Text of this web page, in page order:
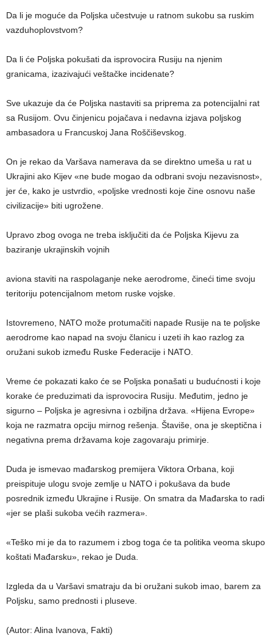
Da li je moguće da Poljska učestvuje u ratnom sukobu sa ruskim
vazduhoplovstvom?
Da li će Poljska pokušati da isprovocira Rusiju na njenim
granicama, izazivajući veštačke incidenate?
Sve ukazuje da će Poljska nastaviti sa priprema za potencijalni rat
sa Rusijom. Ovu činjenicu pojačava i nedavna izjava poljskog
ambasadora u Francuskoj Jana Roščiševskog.
On je rekao da Varšava namerava da se direktno umeša u rat u
Ukrajini ako Kijev «ne bude mogao da odbrani svoju nezavisnost»,
jer će, kako je ustvrdio, «poljske vrednosti koje čine osnovu naše
civilizacije» biti ugrožene.
Upravo zbog ovoga ne treba isključiti da će Poljska Kijevu za
baziranje ukrajinskih vojnih
aviona staviti na raspolaganje neke aerodrome, čineći time svoju
teritoriju potencijalnom metom ruske vojske.
Istovremeno, NATO može protumačiti napade Rusije na te poljske
aerodrome kao napad na svoju članicu i uzeti ih kao razlog za
oružani sukob između Ruske Federacije i NATO.
Vreme će pokazati kako će se Poljska ponašati u budućnosti i koje
korake će preduzimati da isprovocira Rusiju. Međutim, jedno je
sigurno – Poljska je agresivna i ozbiljna država. «Hijena Evrope»
koja ne razmatra opciju mirnog rešenja. Štaviše, ona je skeptična i
negativna prema državama koje zagovaraju primirje.
Duda je ismevao mađarskog premijera Viktora Orbana, koji
preispituje ulogu svoje zemlje u NATO i pokušava da bude
posrednik između Ukrajine i Rusije. On smatra da Mađarska to radi
«jer se plaši sukoba većih razmera».
«Teško mi je da to razumem i zbog toga će ta politika veoma skupo
koštati Mađarsku», rekao je Duda.
Izgleda da u Varšavi smatraju da bi oružani sukob imao, barem za
Poljsku, samo prednosti i pluseve.
(Autor: Alina Ivanova, Fakti)